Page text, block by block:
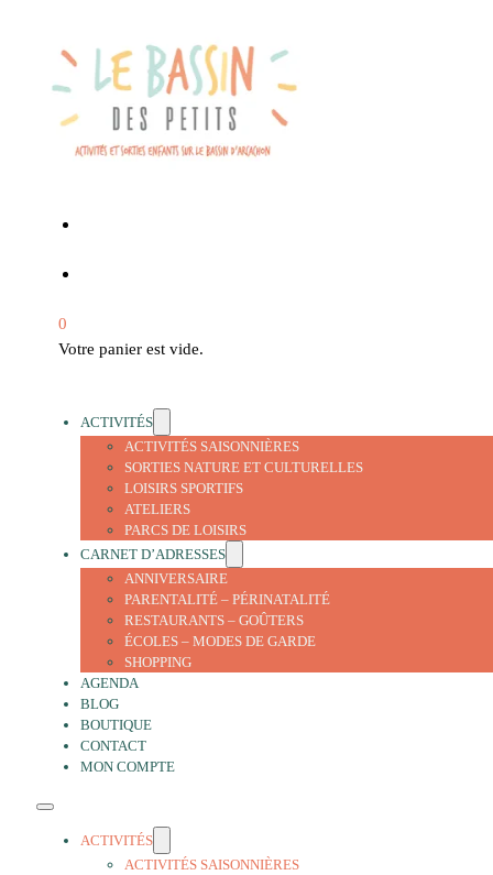
0
Votre panier est vide.
ACTIVITÉS
ACTIVITÉS SAISONNIÈRES
SORTIES NATURE ET CULTURELLES
LOISIRS SPORTIFS
ATELIERS
PARCS DE LOISIRS
CARNET D’ADRESSES
ANNIVERSAIRE
PARENTALITÉ – PÉRINATALITÉ
RESTAURANTS – GOÛTERS
ÉCOLES – MODES DE GARDE
SHOPPING
AGENDA
BLOG
BOUTIQUE
CONTACT
MON COMPTE
ACTIVITÉS
ACTIVITÉS SAISONNIÈRES